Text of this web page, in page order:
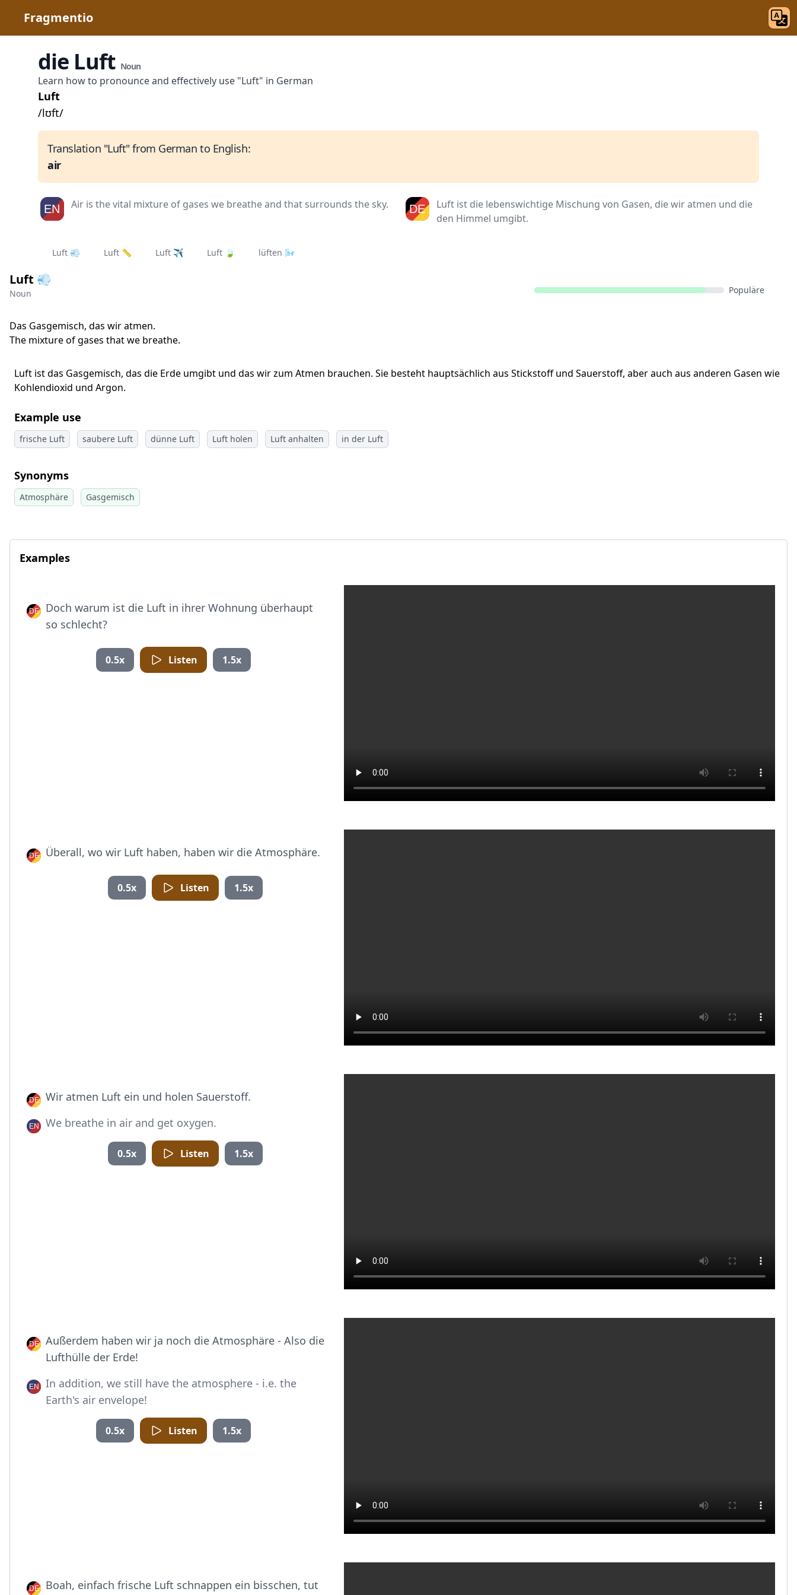
Fragmentio
die Luft Noun
Learn how to pronounce and effectively use "Luft" in German
Luft
/lʊft/
Translation "Luft" from German to English:
air
Air is the vital mixture of gases we breathe and that surrounds the sky.
Luft ist die lebenswichtige Mischung von Gasen, die wir atmen und die
den Himmel umgibt.
Luft 💨 Luft 📏 Luft ✈️ Luft 🍃 lüften 🌬️
Luft 💨
Noun Populäre
Das Gasgemisch, das wir atmen.
The mixture of gases that we breathe.
Luft ist das Gasgemisch, das die Erde umgibt und das wir zum Atmen brauchen. Sie besteht hauptsächlich aus Stickstoff und Sauerstoff, aber auch aus anderen Gasen wie
Kohlendioxid und Argon.
Example use
frische Luft saubere Luft dünne Luft Luft holen Luft anhalten in der Luft
Synonyms
Atmosphäre Gasgemisch
Examples
Doch warum ist die Luft in ihrer Wohnung überhaupt
so schlecht?
0.5x Listen 1.5x
Überall, wo wir Luft haben, haben wir die Atmosphäre.
0.5x Listen 1.5x
Wir atmen Luft ein und holen Sauerstoff.
We breathe in air and get oxygen.
0.5x Listen 1.5x
Außerdem haben wir ja noch die Atmosphäre - Also die
Lufthülle der Erde!
In addition, we still have the atmosphere - i.e. the
Earth's air envelope!
0.5x Listen 1.5x
Boah, einfach frische Luft schnappen ein bisschen, tut